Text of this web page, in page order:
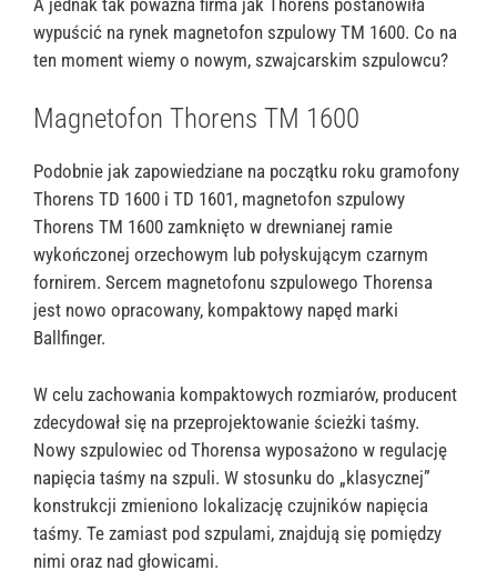
wypuścić na rynek magnetofon szpulowy TM 1600. Co na
ten moment wiemy o nowym, szwajcarskim szpulowcu?
Magnetofon Thorens TM 1600
Podobnie jak zapowiedziane na początku roku gramofony
Thorens TD 1600 i TD 1601, magnetofon szpulowy
Thorens TM 1600 zamknięto w drewnianej ramie
wykończonej orzechowym lub połyskującym czarnym
fornirem. Sercem magnetofonu szpulowego Thorensa
jest nowo opracowany, kompaktowy napęd marki
Ballfinger.
W celu zachowania kompaktowych rozmiarów, producent
zdecydował się na przeprojektowanie ścieżki taśmy.
Nowy szpulowiec od Thorensa wyposażono w regulację
napięcia taśmy na szpuli. W stosunku do „klasycznej”
konstrukcji zmieniono lokalizację czujników napięcia
taśmy. Te zamiast pod szpulami, znajdują się pomiędzy
nimi oraz nad głowicami.